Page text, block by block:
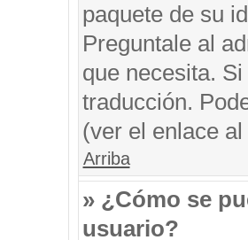
paquete de su
Preguntale al
que necesita.
traducción.
(ver el enlace
Arriba
» ¿Cómo se
usuario?